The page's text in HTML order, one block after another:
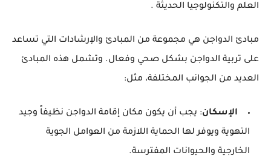
العلم والتكنولوجيا الحديثة .
مبادئ الدواجن هي مجموعة من المبادئ والإرشادات التي تساعد
على تربية الدواجن بشكل صحي وفعال. وتشمل هذه المبادئ
العديد من الجوانب المختلفة، مثل:
الإسكان: يجب أن يكون مكان إقامة الدواجن نظيفاً وجيد
التهوية ويوفر لها الحماية اللازمة من العوامل الجوية
الخارجية والحيوانات المفترسة.